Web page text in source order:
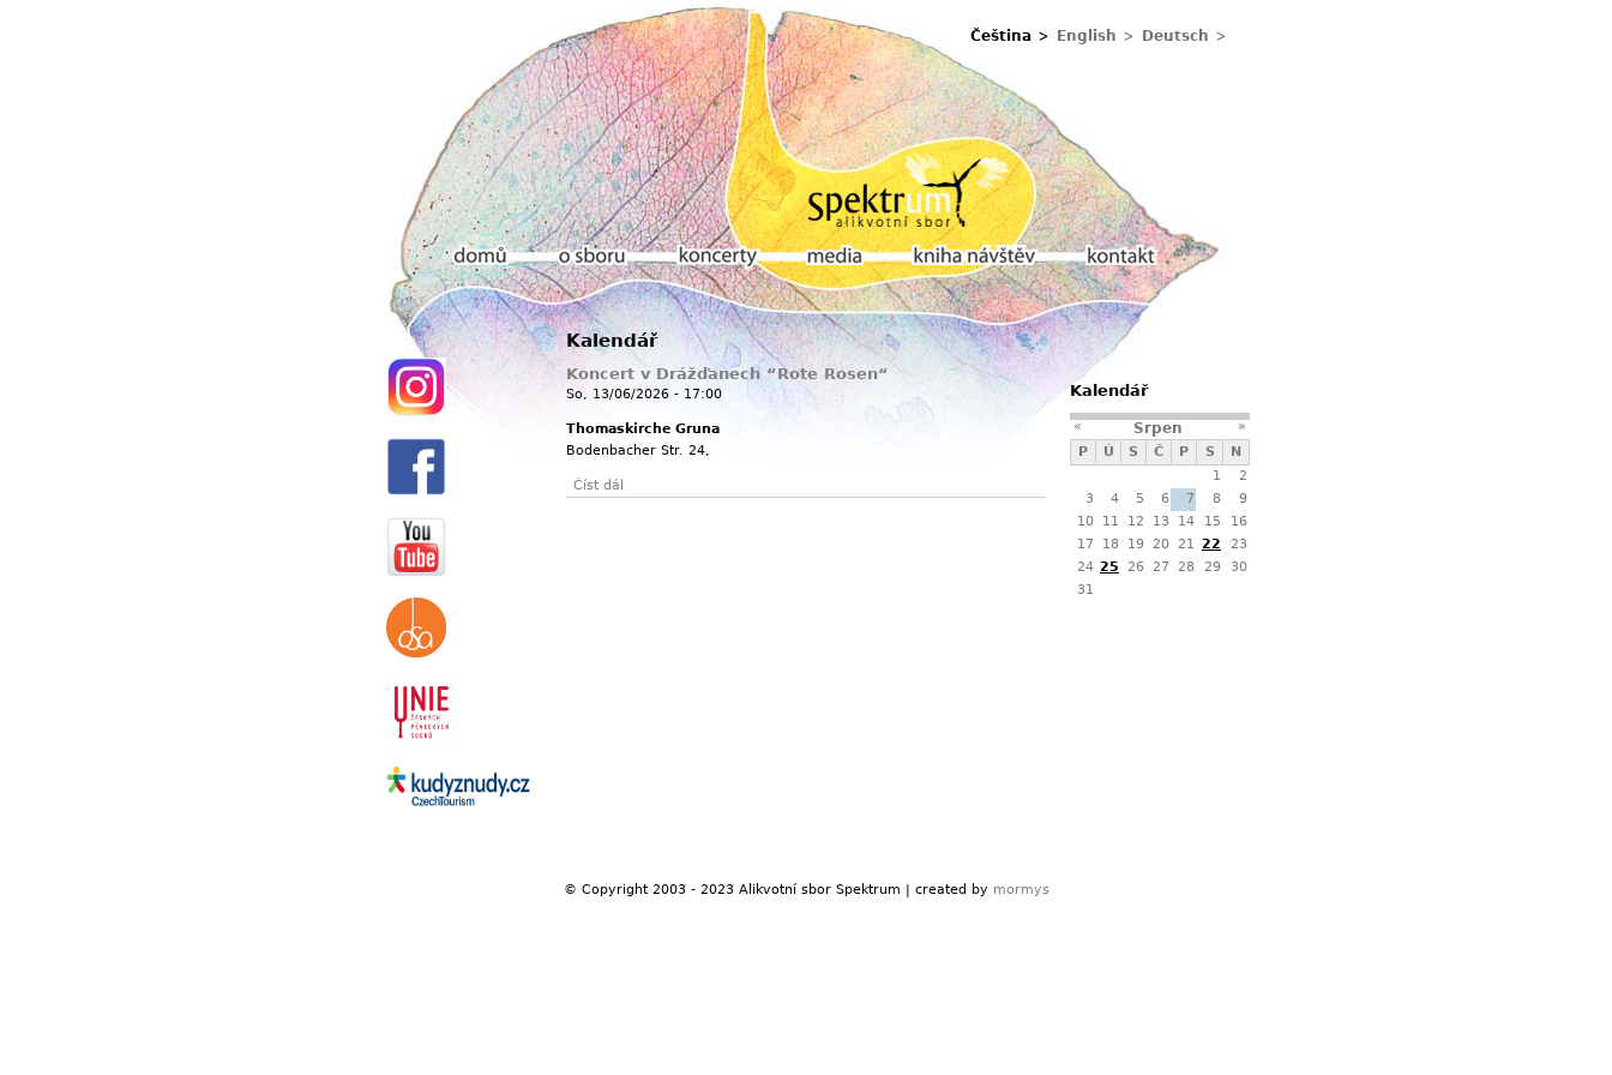
Čeština English Deutsch
Kalendář
Koncert v Drážďanech “Rote Rosen“
So, 13/06/2026 - 17:00
Thomaskirche Gruna
Bodenbacher Str. 24,
Číst dál
Hlavní menu
Domů O sboru Koncerty Media Kniha návštěv Kontakty
Kalendář
« Srpen
»
P
Ú S Č P S
N
1
2
3
4 5 6 7 8
9
10
11 12 13 14 15
16
17
18 19 20 21 22
23
24 25 26 27 28 29
30
31
© Copyright 2003 - 2023 Alikvotní sbor Spektrum | created by mormys